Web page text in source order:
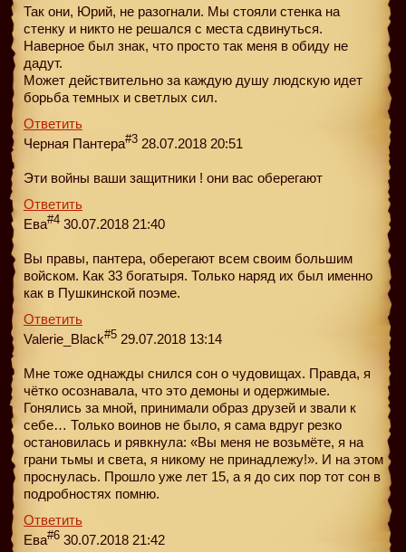
Так они, Юрий, не разогнали. Мы стояли стенка на
стенку и никто не решался с места сдвинуться.
Наверное был знак, что просто так меня в обиду не
дадут.
Может действительно за каждую душу людскую идет
борьба темных и светлых сил.
Ответить
Черная Пантера#3 28.07.2018 20:51
Эти войны ваши защитники ! они вас оберегают
Ответить
Ева#4 30.07.2018 21:40
Вы правы, пантера, оберегают всем своим большим
войском. Как 33 богатыря. Только наряд их был именно
как в Пушкинской поэме.
Ответить
Valerie_Black#5 29.07.2018 13:14
Мне тоже однажды снился сон о чудовищах. Правда, я
чётко осознавала, что это демоны и одержимые.
Гонялись за мной, принимали образ друзей и звали к
себе… Только воинов не было, я сама вдруг резко
остановилась и рявкнула: «Вы меня не возьмёте, я на
грани тьмы и света, я никому не принадлежу!». И на этом
проснулась. Прошло уже лет 15, а я до сих пор тот сон в
подробностях помню.
Ответить
Ева#6 30.07.2018 21:42